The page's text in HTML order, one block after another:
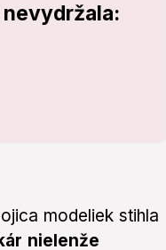
modeliek stihla
nielenže